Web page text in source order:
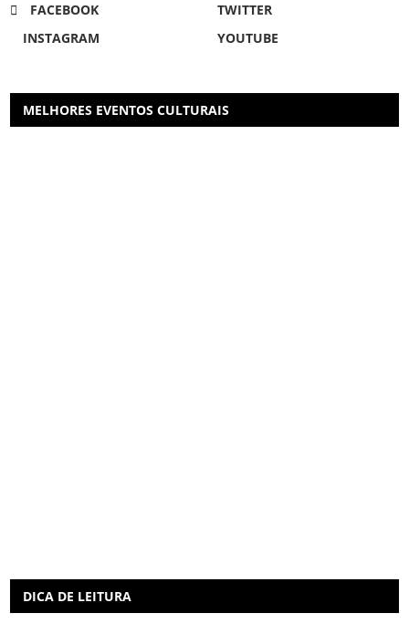
FACEBOOK
TWITTER
INSTAGRAM
YOUTUBE
MELHORES EVENTOS CULTURAIS
DICA DE LEITURA